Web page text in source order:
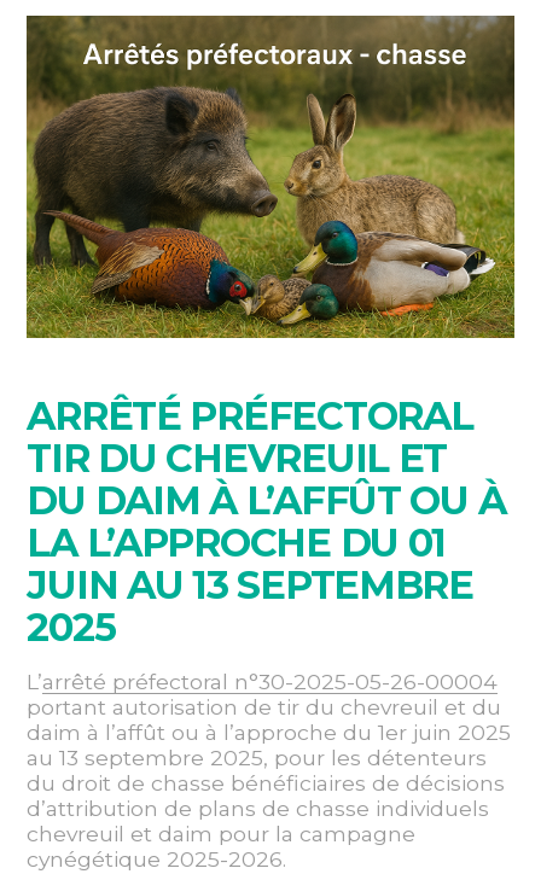
ARRÊTÉ PRÉFECTORAL
TIR DU CHEVREUIL ET
DU DAIM À L’AFFÛT OU À
LA L’APPROCHE DU 01
JUIN AU 13 SEPTEMBRE
2025
L’arrêté préfectoral n°30-2025-05-26-00004
portant autorisation de tir du chevreuil et du
daim à l’affût ou à l’approche du 1er juin 2025
au 13 septembre 2025, pour les détenteurs
du droit de chasse bénéficiaires de décisions
d’attribution de plans de chasse individuels
chevreuil et daim pour la campagne
cynégétique 2025-2026.